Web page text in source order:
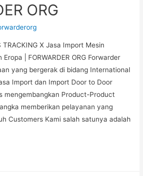
ORG
TRACKING X Jasa Import Mesin
| FORWARDER ORG Forwarder
yang bergerak di bidang International
Import dan Import Door to Door
mengembangkan Product-Product
memberikan pelayanan yang
Customers Kami salah satunya adalah